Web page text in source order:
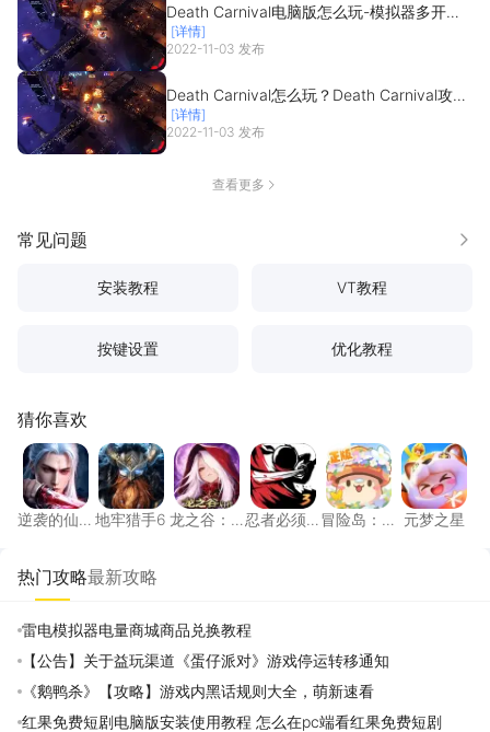
Death Carnival电脑版怎么玩-模拟器多开及
按键设置教程
[详情]
2022-11-03 发布
Death Carnival怎么玩？Death Carnival攻略
有吗？如何模拟器上玩Death Carnival？
[详情]
2022-11-03 发布
查看更多
常见问题 更多
安装教程 VT教程
按键设置 优化教程
猜你喜欢
逆袭的仙王
逆袭的仙
地牢猎手6
地牢猎手6
龙之谷：启程
龙之谷：
忍者必须死3
忍者必须
冒险岛：枫之传
冒险岛：
元梦之
元梦之星
热门攻略最新攻略
雷电模拟器电量商城商品兑换教程
【公告】关于益玩渠道《蛋仔派对》游戏停运转移通知
《鹅鸭杀》【攻略】游戏内黑话规则大全，萌新速看
红果免费短剧电脑版安装使用教程 怎么在pc端看红果免费短剧